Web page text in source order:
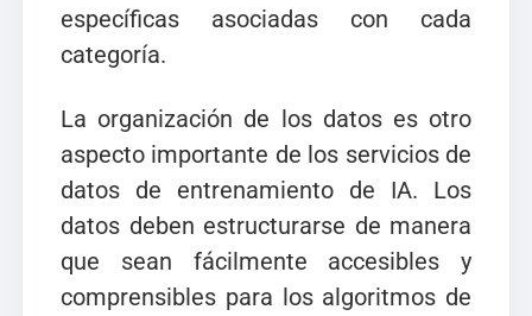
específicas asociadas con cada
categoría.
La organización de los datos es otro
aspecto importante de los servicios de
datos de entrenamiento de IA. Los
datos deben estructurarse de manera
que sean fácilmente accesibles y
comprensibles para los algoritmos de